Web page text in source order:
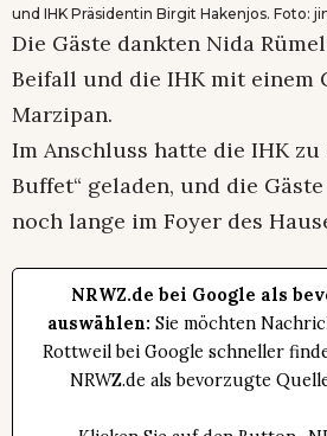
und IHK Präsidentin Birgit Hakenjos. Foto:
Die Gäste dankten Nida
Beifall und die IHK mit einem
Marzipan.
Im Anschluss hatte die IHK zu
Buffet“ geladen, und die
noch lange im Foyer des
NRWZ.de bei Google als
auswählen: Sie möchten
Rottweil bei Google schneller
NRWZ.de als bevorzugte